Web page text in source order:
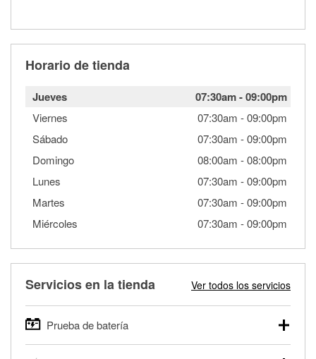
Horario de tienda
Jueves 07:30am-09:00pm
Viernes 07:30am -09:00pm
Sábado
07:30am -09:00pm
Domingo
08:00am -08:00pm
Lunes
07:30am -09:00pm
Martes
07:30am -09:00pm
Miércoles
07:30am -09:00pm
Servicios en la tienda Ver todos los servicios
Prueba de batería